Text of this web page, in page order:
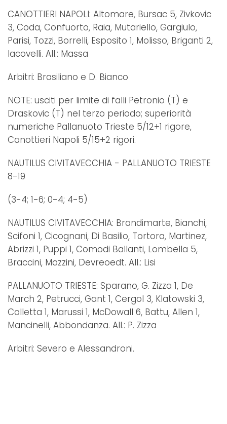
CANOTTIERI NAPOLI: Altomare, Bursac 5, Zivkovic
3, Coda, Confuorto, Raia, Mutariello, Gargiulo,
Parisi, Tozzi, Borrelli, Esposito 1, Molisso, Briganti 2,
Iacovelli. All.: Massa
Arbitri: Brasiliano e D. Bianco
NOTE: usciti per limite di falli Petronio (T) e
Draskovic (T) nel terzo periodo; superiorità
numeriche Pallanuoto Trieste 5/12+1 rigore,
Canottieri Napoli 5/15+2 rigori.
NAUTILUS CIVITAVECCHIA - PALLANUOTO TRIESTE
8-19
(3-4; 1-6; 0-4; 4-5)
NAUTILUS CIVITAVECCHIA: Brandimarte, Bianchi,
Scifoni 1, Cicognani, Di Basilio, Tortora, Martinez,
Abrizzi 1, Puppi 1, Comodi Ballanti, Lombella 5,
Braccini, Mazzini, Devreoedt. All.: Lisi
PALLANUOTO TRIESTE: Sparano, G. Zizza 1, De
March 2, Petrucci, Gant 1, Cergol 3, Klatowski 3,
Colletta 1, Marussi 1, McDowall 6, Battu, Allen 1,
Mancinelli, Abbondanza. All.: P. Zizza
Arbitri: Severo e Alessandroni.